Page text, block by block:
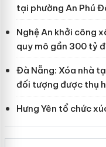
tại phường An Phú
Nghệ An khởi công
quy mô gần 300 tỷ
Đà Nẵng: Xóa nhà
đối tượng được thụ
Hưng Yên tổ chức